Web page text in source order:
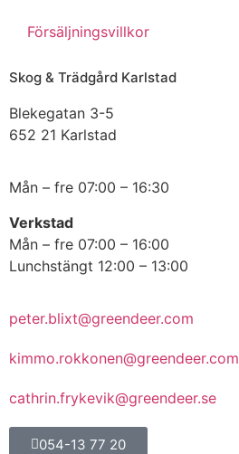
Försäljningsvillkor
Skog & Trädgård Karlstad
Blekegatan 3-5
652 21 Karlstad
Mån – fre 07:00 – 16:30
Verkstad
Mån – fre 07:00 – 16:00
Lunchstängt 12:00 – 13:00
peter.blixt@greendeer.com
kimmo.rokkonen@greendeer.com
cathrin.frykevik@greendeer.se
054-13 77 20